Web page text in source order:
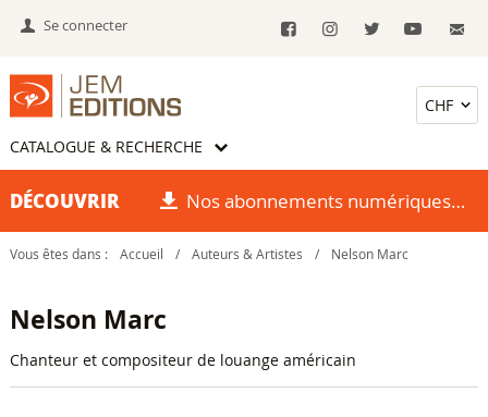
Se connecter
CATALOGUE & RECHERCHE
DÉCOUVRIR Nos abonnements numériques
Vous êtes dans : Accueil / Auteurs & Artistes / Nelson Marc
Nelson Marc
Chanteur et compositeur de louange américain